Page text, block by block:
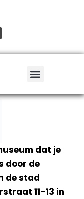
dat je
door de
de stad
11–13 in